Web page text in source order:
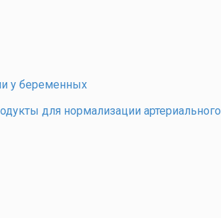
у беременных
для нормализации артериального